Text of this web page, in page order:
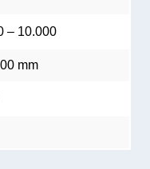
– 10.000
mm